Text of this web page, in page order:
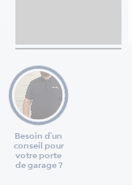
Besoin d'un
conseil pour
votre porte
de garage ?